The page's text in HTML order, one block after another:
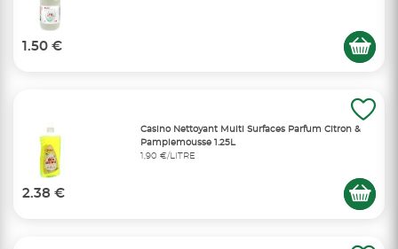
1.50 €
Casino Nettoyant Multi Surfaces Parfum Citron &
Pamplemousse 1.25L
1,90 €/LITRE
2.38 €